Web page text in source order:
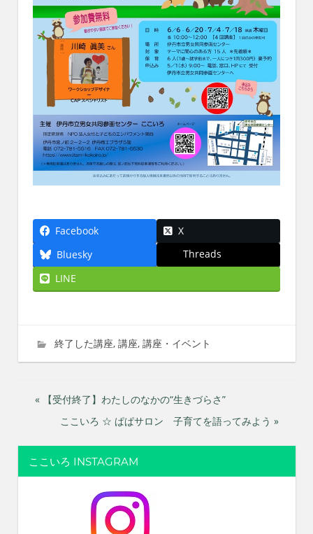
Facebook
X
Bluesky
Threads
LINE
2024年1月23日
imati
終了した講座, 講座, 講座・イベント
投
ナ
« 【受付終了】わたしのなかの“生きづらさ”
ここいろ ☆ ぱぱサロン 子育てを語ってみよう »
ここいろ INSTAGRAM